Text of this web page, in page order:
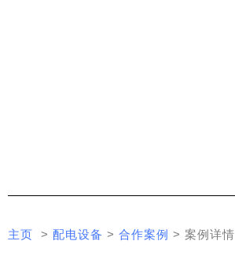
主页 > 配电设备 > 合作案例 > 案例详情